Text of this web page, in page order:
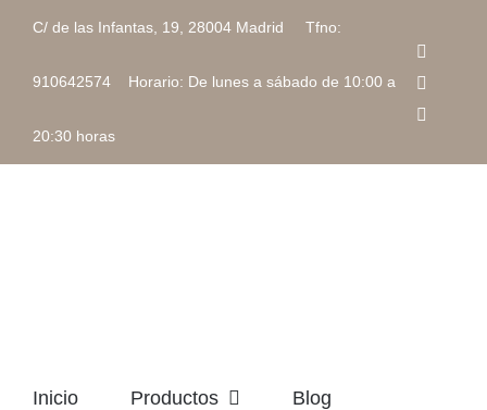
contenido
C/ de las Infantas, 19, 28004 Madrid Tfno:
910642574 Horario: De lunes a sábado de 10:00 a
20:30 horas
Inicio Productos Blog